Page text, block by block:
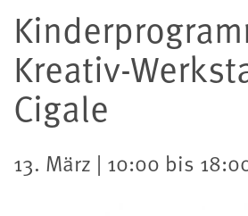
Kreativ-
Cigale
13. März | 10:00 bis